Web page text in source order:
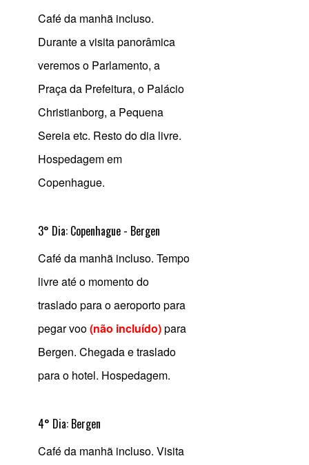
Café da manhã incluso.
Durante a visita panorâmica
veremos o Parlamento, a
Praça da Prefeitura, o Palácio
Christianborg, a Pequena
Sereia etc. Resto do dia livre.
Hospedagem em
Copenhague.
3° Dia: Copenhague - Bergen
Café da manhã incluso. Tempo
livre até o momento do
traslado para o aeroporto para
pegar voo(não incluído)para
Bergen. Chegada e traslado
para o hotel. Hospedagem.
4° Dia: Bergen
Café da manhã incluso. Visita